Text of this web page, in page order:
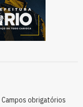
Campos obrigatórios